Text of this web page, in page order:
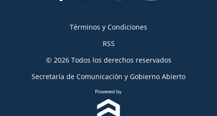
Términos y Condiciones
RSS
© 2026 Todos los derechos reservados
Secretaría de Comunicación y Gobierno Abierto